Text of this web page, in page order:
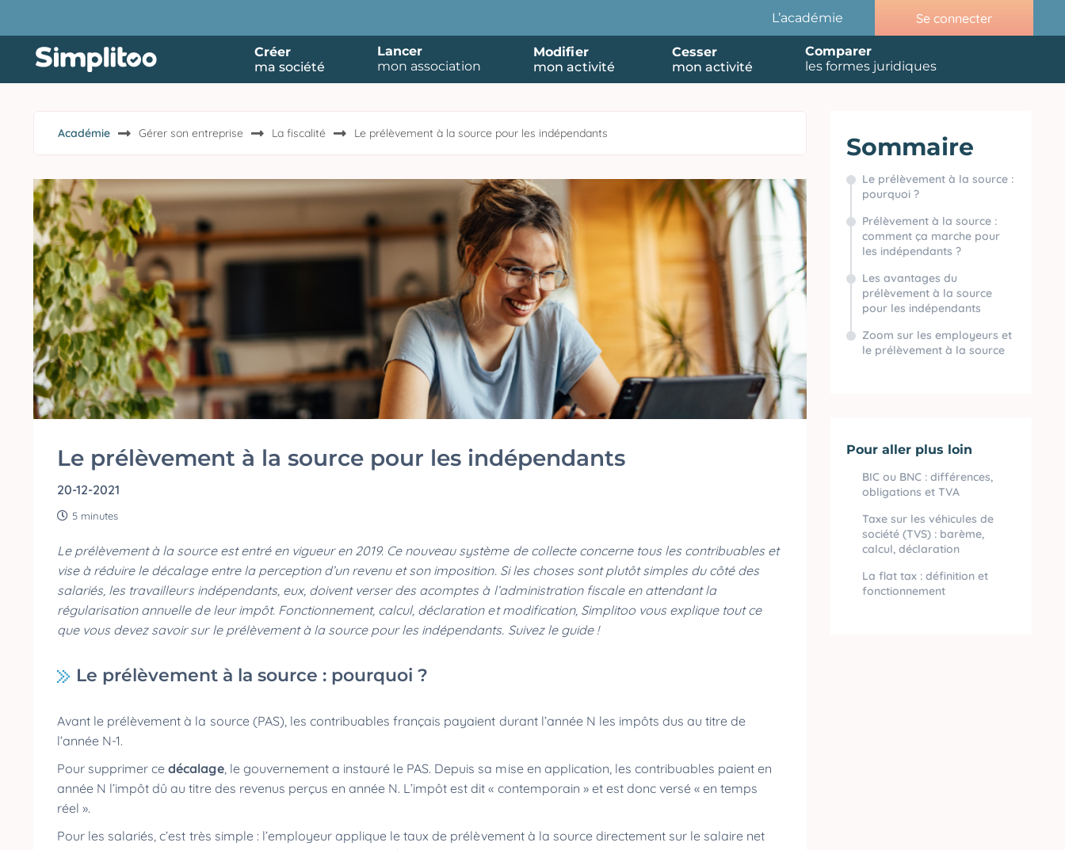
L’académie Se connecter
Créer
ma société
Lancer
mon association
Modifier
mon activité
Cesser
mon activité
Comparer
les formes juridiques
Académie Gérer son entreprise La fiscalité Le prélèvement à la source pour les indépendants
Le prélèvement à la source pour les indépendants
20-12-2021
5 minutes
Le prélèvement à la source est entré en vigueur en 2019. Ce nouveau système de collecte concerne tous les contribuables et
vise à réduire le décalage entre la perception d’un revenu et son imposition. Si les choses sont plutôt simples du côté des
salariés, les travailleurs indépendants, eux, doivent verser des acomptes à l’administration fiscale en attendant la
régularisation annuelle de leur impôt. Fonctionnement, calcul, déclaration et modification, Simplitoo vous explique tout ce
que vous devez savoir sur le prélèvement à la source pour les indépendants. Suivez le guide !
Le prélèvement à la source : pourquoi ?
Avant le prélèvement à la source (PAS), les contribuables français payaient durant l’année N les impôts dus au titre de
l’année N-1.
Pour supprimer cedécalage, le gouvernement a instauré le PAS. Depuis sa mise en application, les contribuables paient en
année N l’impôt dû au titre des revenus perçus en année N. L’impôt est dit « contemporain » et est donc versé « en temps
réel ».
Pour les salariés, c’est très simple : l’employeur applique le taux de prélèvement à la source directement sur le salaire net
Sommaire
Le prélèvement à la source :
pourquoi ?
Prélèvement à la source :
comment ça marche pour
les indépendants ?
Les avantages du
prélèvement à la source
pour les indépendants
Zoom sur les employeurs et
le prélèvement à la source
Pour aller plus loin
BIC ou BNC : différences,
obligations et TVA
Taxe sur les véhicules de
société (TVS) : barème,
calcul, déclaration
La flat tax : définition et
fonctionnement